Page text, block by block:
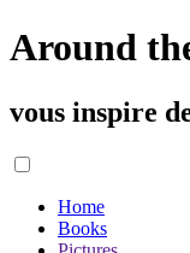
Around
vous inspire
Home
Books